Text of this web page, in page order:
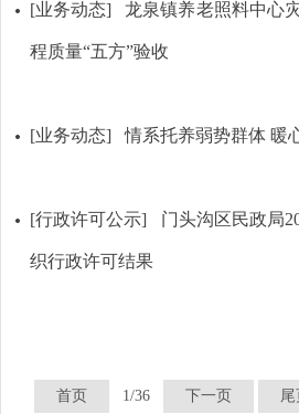
[业务动态] 龙泉镇养老照料中心
程质量“五方”验收
[业务动态] 情系托养弱势群体 暖
[行政许可公示] 门头沟区民政局
织行政许可结果
首页 1/36 下一页 尾